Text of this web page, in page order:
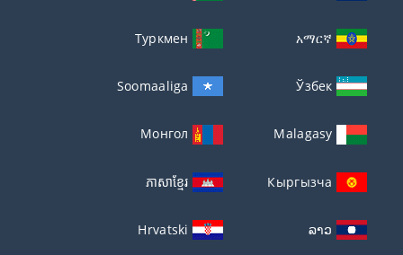
አማርኛ
Туркмен
Ўзбек
Soomaaliga
Malagasy
Монгол
Кыргызча
ភាសាខ្មែរ
ລາວ
Hrvatski